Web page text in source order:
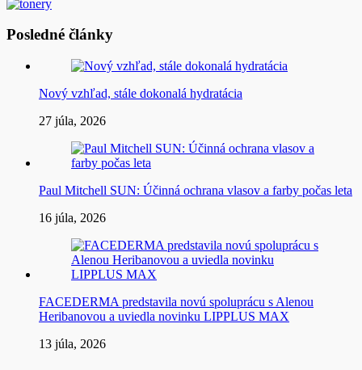
Posledné články
Nový vzhľad, stále dokonalá hydratácia
27 júla, 2026
Paul Mitchell SUN: Účinná ochrana vlasov a farby počas leta
16 júla, 2026
FACEDERMA predstavila novú spoluprácu s Alenou
Heribanovou a uviedla novinku LIPPLUS MAX
13 júla, 2026